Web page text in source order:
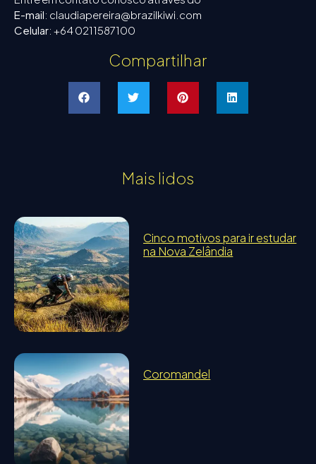
E-mail: claudiapereira@brazilkiwi.com
Celular: +64 0211587100
Compartilhar
Mais lidos
Cinco motivos para ir estudar
na Nova Zelândia
Coromandel